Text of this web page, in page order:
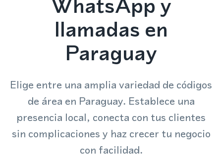
llamadas en
Paraguay
Elige entre una amplia variedad de códigos
de área en Paraguay. Establece una
presencia local, conecta con tus clientes
sin complicaciones y haz crecer tu negocio
con facilidad.